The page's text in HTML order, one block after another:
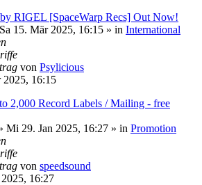
RIGEL [SpaceWarp Recs] Out Now!
Sa 15. Mär 2025, 16:15 » in International
von Psylicious
2025, 16:15
2,000 Record Labels / Mailing - free
Mi 29. Jan 2025, 16:27 » in Promotion
von speedsound
16:27